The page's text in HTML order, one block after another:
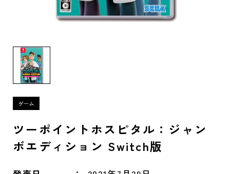
ツーポイントホスピタル：ジャン
ボエディション Switch版